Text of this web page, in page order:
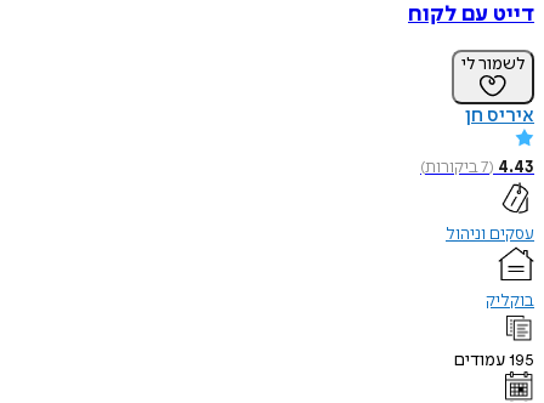
דייט עם לקוח
לשמור לי
איריס חן
4.43
(
7ביקורות)
עסקים וניהול
בוקליק
195עמודים